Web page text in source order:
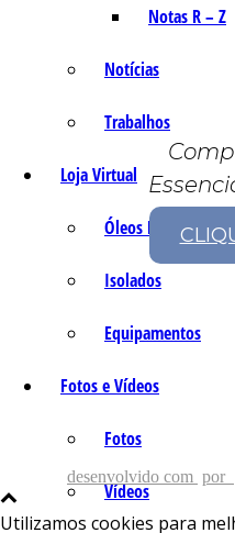
Notas R – Z
Notícias
Trabalhos
Loja Virtual
Óleos Essenciais
Isolados
Equipamentos
Fotos e Vídeos
Fotos
Vídeos
desenvolvido com por
Utilizamos cookies para